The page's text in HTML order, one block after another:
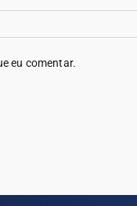
eu comentar.